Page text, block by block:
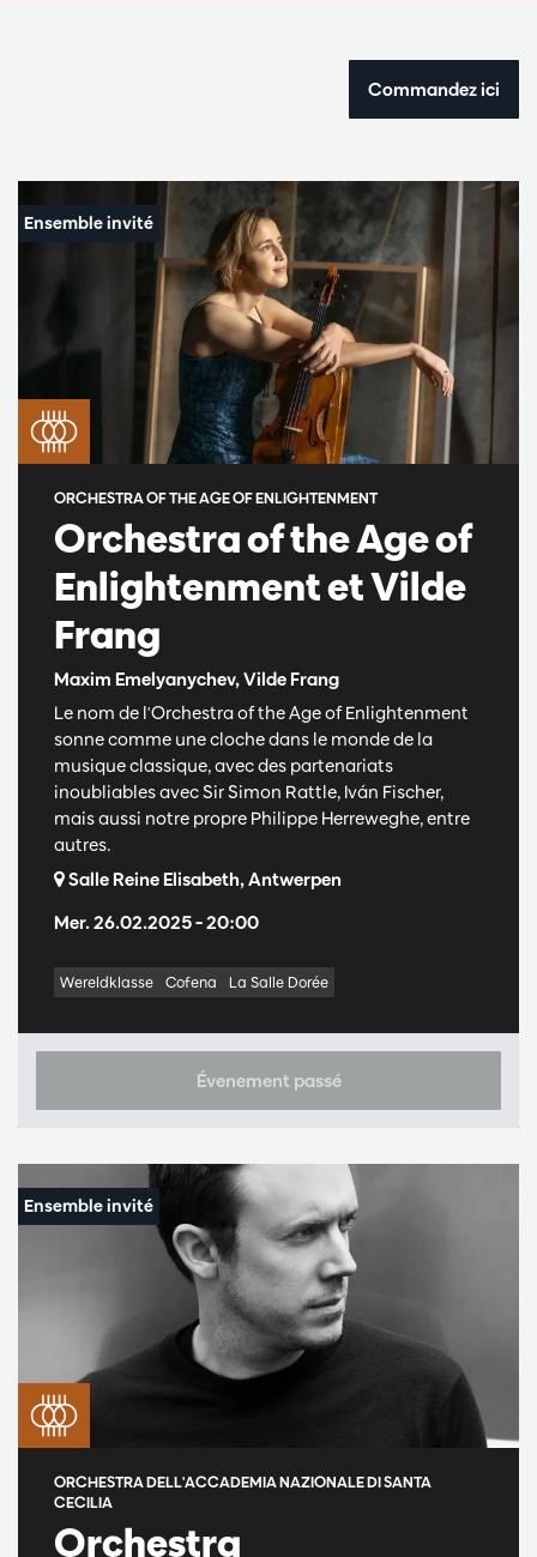
Commandez ici
Orchestra of the Age of
Enlightenment et Vilde
Frang
Maxim Emelyanychev, Vilde Frang
ORCHESTRA OF THE AGE OF ENLIGHTENMENT
Mer. 26.02.2025– 20:00
Le nom de l'Orchestra of the Age of Enlightenment
sonne comme une cloche dans le monde de la
musique classique, avec des partenariats
inoubliables avec Sir Simon Rattle, Iván Fischer,
mais aussi notre propre Philippe Herreweghe, entre
autres.
Salle Reine Elisabeth, Antwerpen
Wereldklasse Cofena La Salle Dorée
Évenement passé
Orchestra
ORCHESTRA DELL'ACCADEMIA NAZIONALE DI SANTA
CECILIA